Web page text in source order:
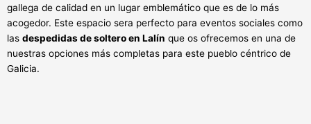
gallega de calidad en un lugar emblemático que es de lo más
acogedor. Este espacio sera perfecto para eventos sociales como
las despedidas de soltero en Lalín que os ofrecemos en una de
nuestras opciones más completas para este pueblo céntrico de
Galicia.